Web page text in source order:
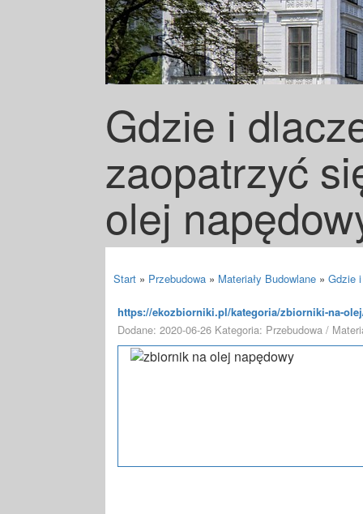
Gdzie i
zaopatrzyć
olej
Start » Przebudowa » Materiały Budowlane » Gdzie
https://ekozbiorniki.pl/kategoria/zbiorniki-na-
Dodane: 2020-06-26 Kategoria: Przebudowa /